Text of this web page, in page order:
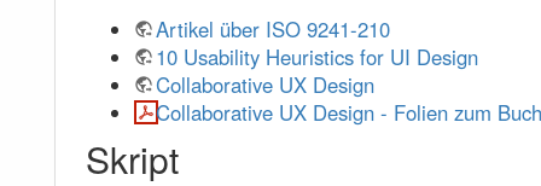
Artikel über ISO 9241-210
10 Usability Heuristics for UI Design
Collaborative UX Design
Collaborative UX Design - Folien zum Buch
Skript